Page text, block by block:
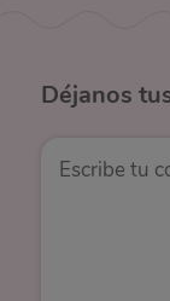
Déjanos